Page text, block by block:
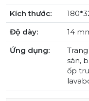
Kích thước:
Độ dày:
14
Ứng dụng:
sàn,
ốp